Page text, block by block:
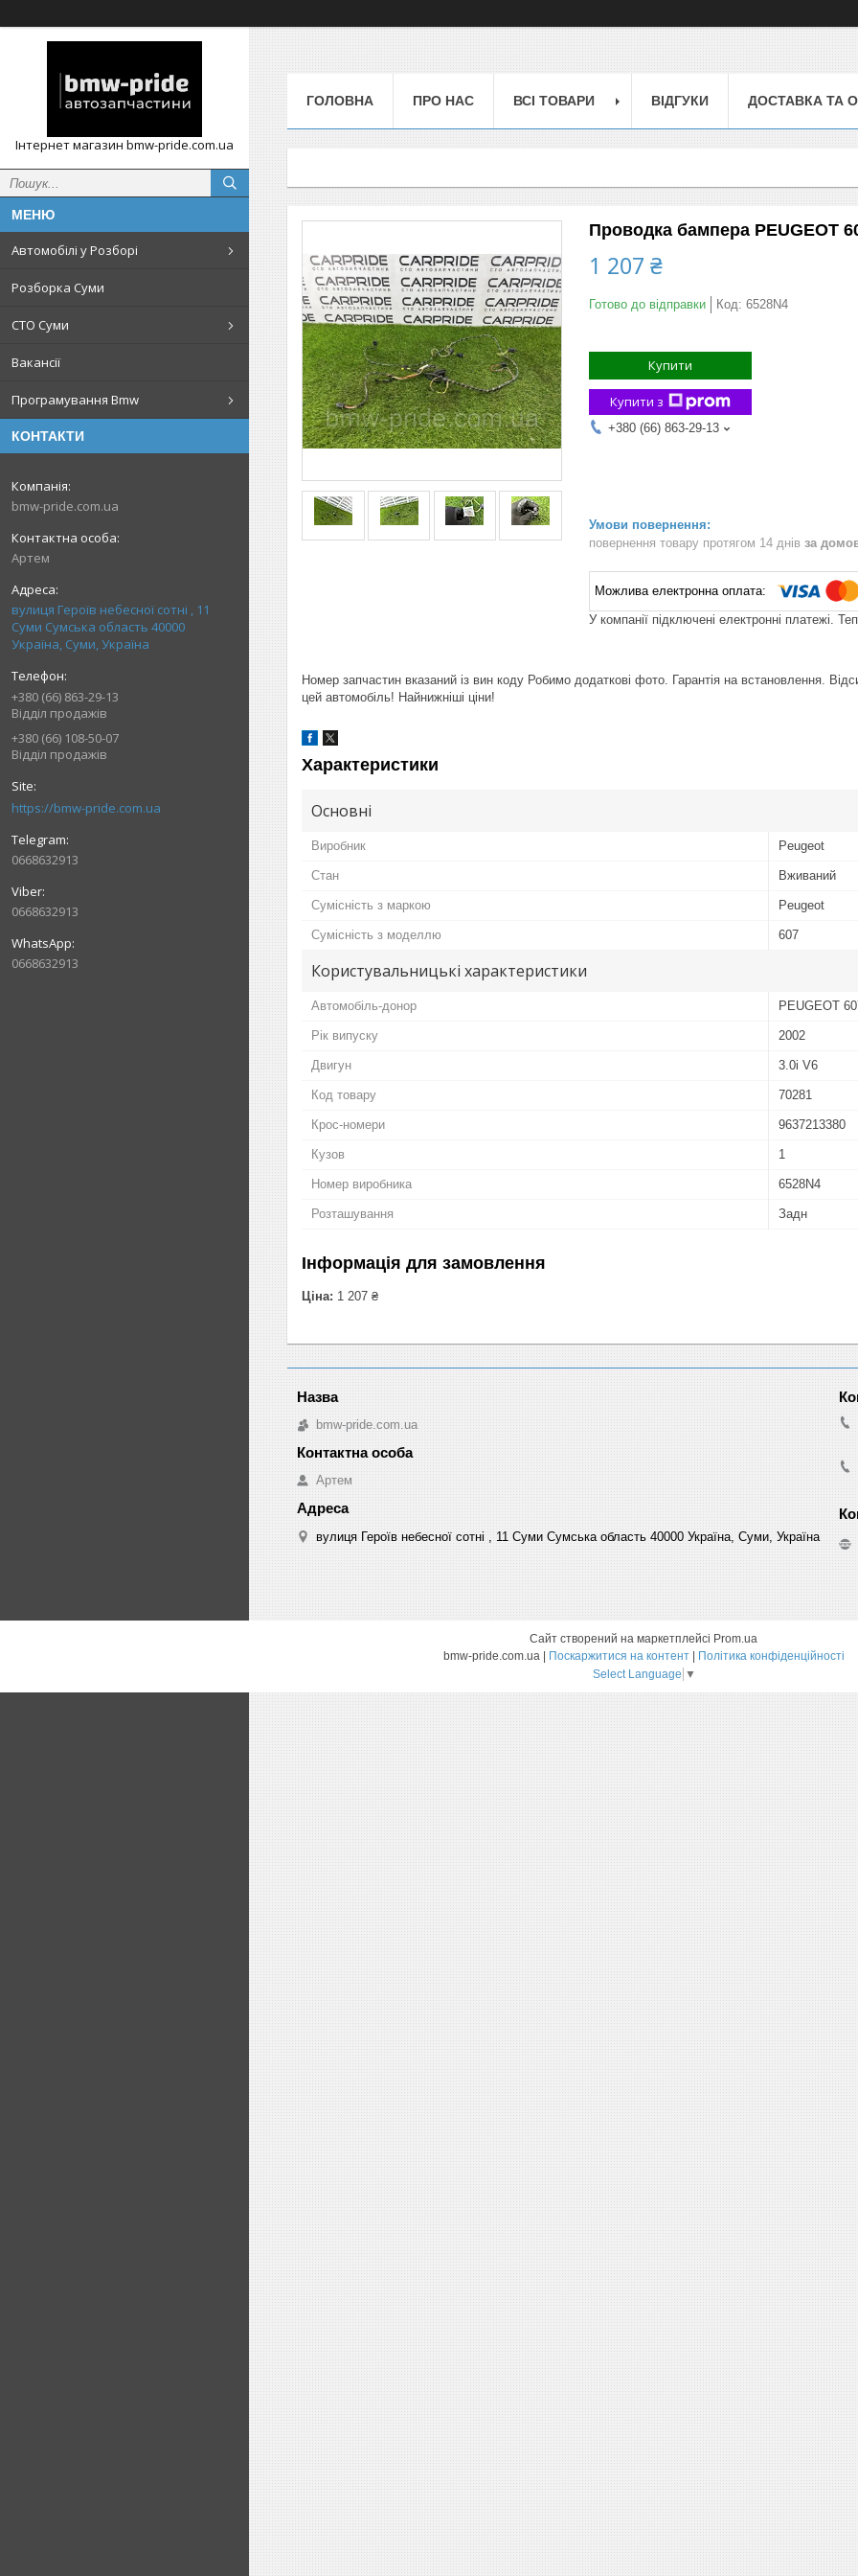
Інтернет магазин bmw-pride.com.ua
Автомобілі у Розборі
Розборка Суми
СТО Суми
Вакансії
Програмування Bmw
КОНТАКТИ
bmw-pride.com.ua
Артем
вулиця Героїв небесної сотні , 11
Суми Сумська область 40000
Україна, Суми, Україна
+380 (66) 863-29-13
Відділ продажів
+380 (66) 108-50-07
Відділ продажів
https://bmw-pride.com.ua
0668632913
0668632913
0668632913
ГОЛОВНА ПРО НАС ВСІ ТОВАРИ ВІДГУКИ ДОСТАВКА ТА
Проводка бампера PEUGEOT
1 207 ₴
Готово до відправки Код: 6528N4
Купити
Купити з
+380 (66) 863-29-13
повернення товару протягом 14 днів за
У компанії підключені електронні платежі.
Номер запчастин вказаний із вин коду Робимо додаткові фото. Гарантія на встановлення.
цей автомобіль! Найнижніші ціни!
Характеристики
Основні
Виробник Peugeot
Стан Вживаний
Сумісність з маркою Peugeot
Сумісність з моделлю 607
Користувальницькі характеристики
Автомобіль-донор PEUGEOT
Рік випуску 2002
Двигун 3.0i V6
Код товару 70281
Крос-номери 9637213380
Кузов 1
Номер виробника 6528N4
Розташування Задн
Інформація для замовлення
Ціна: 1 207 ₴
bmw-pride.com.ua
Артем
вулиця Героїв небесної сотні , 11 Суми Сумська область 40000 Україна, Суми, Україна
Сайт створений на маркетплейсі Prom.ua
Поскаржитися на контент
Політика конфіденційності
Select Language ▼